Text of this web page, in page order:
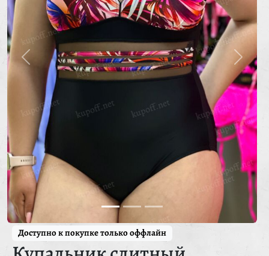
Доступно к покупке только оффлайн